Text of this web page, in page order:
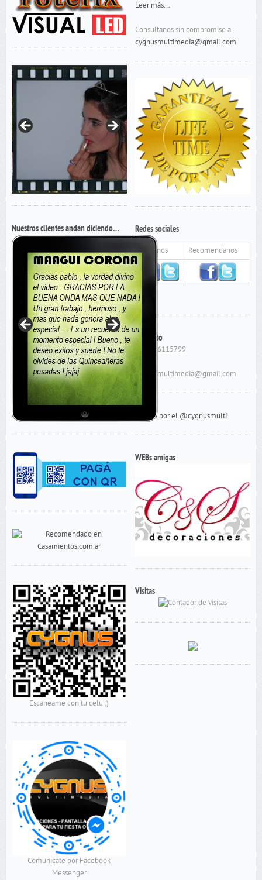
Nuestros clientes andan diciendo…
Escaneame con tu celu ;)
Comunicate por Facebook
Messenger
Leer más...
Consultanos sin compromiso a
cygnusmultimedia@gmail.com
Redes sociales
Seguinos Recomendanos
Contacto
Cel: 156115799
cygnusmultimedia@gmail.com
Tweets por el @cygnusmulti.
WEBs amigas
Visitas